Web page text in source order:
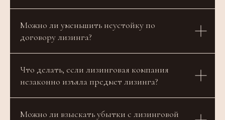
Можно ли уменьшить неустойку по
договору лизинга?
Что делать, если лизинговая компания
незаконно изъяла предмет лизинга?
Можно ли взыскать убытки с лизинговой